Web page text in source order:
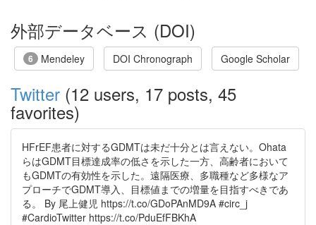
外部データベース (DOI)
6 Mendeley DOI Chronograph Google Scholar
Twitter (12 users, 17 posts, 45
favorites)
HFrEF患者に対するGDMTは未だ十分とは言えない。Ohata
らはGDMT目標達成率の低さを示した一方、高齢者において
もGDMTの有効性を示した。遠隔医療、多職種など多様なア
プローチでGDMT導入、目標値までの増量を目指すべきであ
る。 By 尾上健児 https://t.co/GDoPAnMD9A #circ_j
#CardioTwitter https://t.co/PduEfFBKhA